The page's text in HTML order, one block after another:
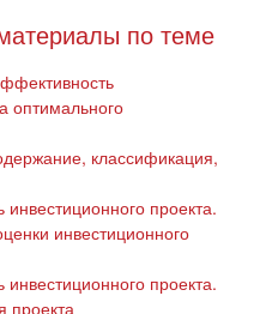
по теме
оптимального
классификация,
проекта.
инвестиционного
проекта.
проекта